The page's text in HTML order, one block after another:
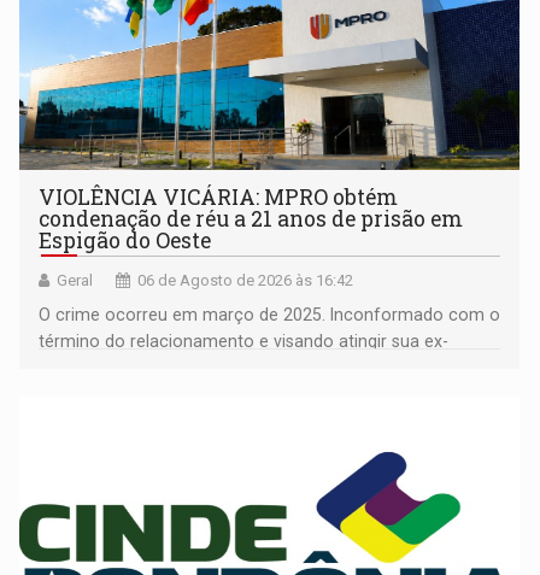
VIOLÊNCIA VICÁRIA: MPRO obtém
condenação de réu a 21 anos de prisão em
Espigão do Oeste
Geral 06 de Agosto de 2026 às 16:42
O crime ocorreu em março de 2025. Inconformado com o
término do relacionamento e visando atingir sua ex-